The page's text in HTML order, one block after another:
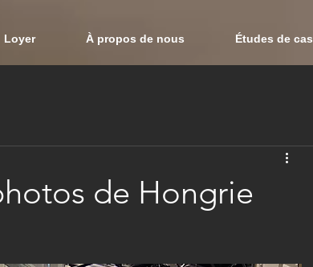
Loyer À propos de nous Études de cas
de Hongrie